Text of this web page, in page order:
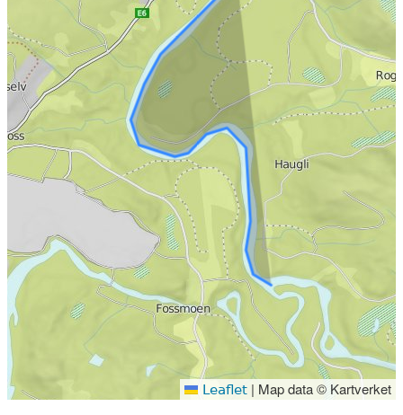
Leaflet | Map data © Kartverket